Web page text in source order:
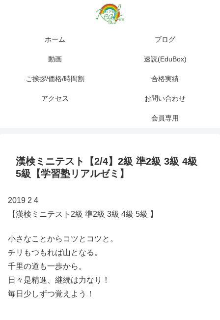
ホーム ブログ
動画 速読(EduBox)
ご挨拶/価格/時間割 合格実績
アクセス お問い合わせ
会員専用
漢検ミニテスト【2/4】2級 準2級 3級 4級
5級【学習塾リアルゼミ】
2019 2 4
【漢検ミニテスト2級 準2級 3級 4級 5級 】
小さなことからコツとコツと。
チリもつもれば山となる。
千里の道も一歩から。
日々是精進、継続は力なり！
毎日少しずつ覚えよう！